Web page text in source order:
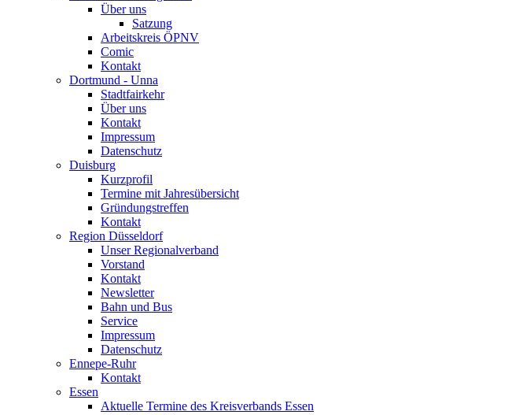
Über uns
Satzung
Arbeitskreis ÖPNV
Comic
Kontakt
Dortmund - Unna
Stadtfairkehr
Über uns
Kontakt
Impressum
Datenschutz
Duisburg
Kurzprofil
Termine mit Jahresübersicht
Gründungstreffen
Kontakt
Region Düsseldorf
Unser Regionalverband
Vorstand
Kontakt
Newsletter
Bahn und Bus
Service
Impressum
Datenschutz
Ennepe-Ruhr
Kontakt
Essen
Aktuelle Termine des Kreisverbands Essen